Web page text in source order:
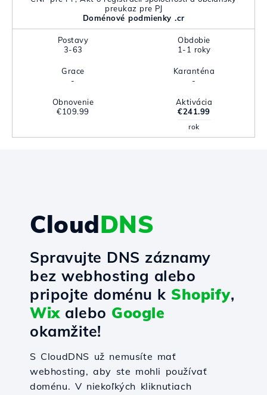
preukaz pre PJ
Doménové podmienky .cr
Postavy
3-63
Obdobie
1-1 roky
Grace
-
Karanténa
-
Obnovenie
€109.99
Aktivácia
€241.99
rok
CloudDNS
Spravujte DNS záznamy
bez webhosting alebo
pripojte doménu k Shopify,
Wixalebo Google
okamžite!
S CloudDNS už nemusíte mať
webhosting, aby ste mohli používať
doménu. V niekoľkých kliknutiach